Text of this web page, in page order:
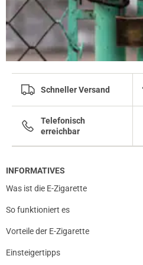
Schneller Versand
Telefonisch
erreichbar
INFORMATIVES
Was ist die E-Zigarette
So funktioniert es
Vorteile der E-Zigarette
Einsteigertipps